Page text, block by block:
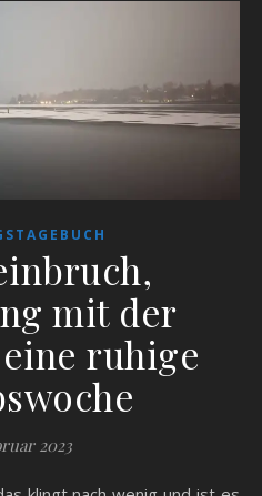
mit der
ruhige
2023